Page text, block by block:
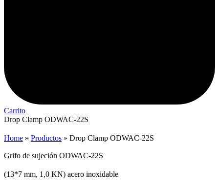
Carrito
Drop Clamp ODWAC-22S
Home » Productos » Drop Clamp ODWAC-22S
Grifo de sujeción ODWAC-22S
(13*7 mm, 1,0 KN) acero inoxidable